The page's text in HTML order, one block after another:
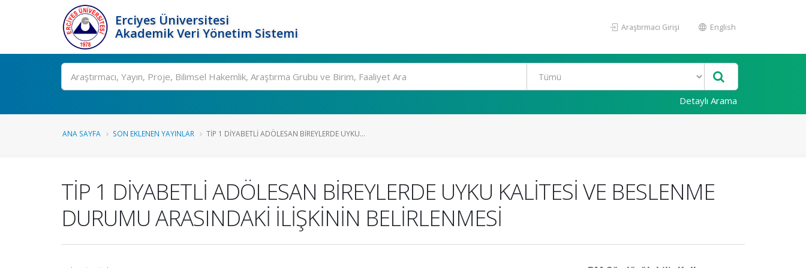
Erciyes Üniversitesi
Akademik Veri Yönetim Sistemi
Araştırmacı Girişi English
Ara
Detaylı Arama
ANA SAYFA SON EKLENEN YAYINLAR TİP 1 DİYABETLİ ADÖLESAN BİREYLERDE UYKU...
TİP 1 DİYABETLİ ADÖLESAN BİREYLERDE UYKU KALİTESİ VE BESLENME
DURUMU ARASINDAKİ İLİŞKİNİN BELİRLENMESİ